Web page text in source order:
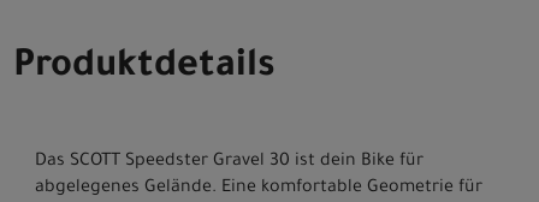
Produktdetails
Das SCOTT Speedster Gravel 30 ist dein Bike für
abgelegenes Gelände. Eine komfortable Geometrie für